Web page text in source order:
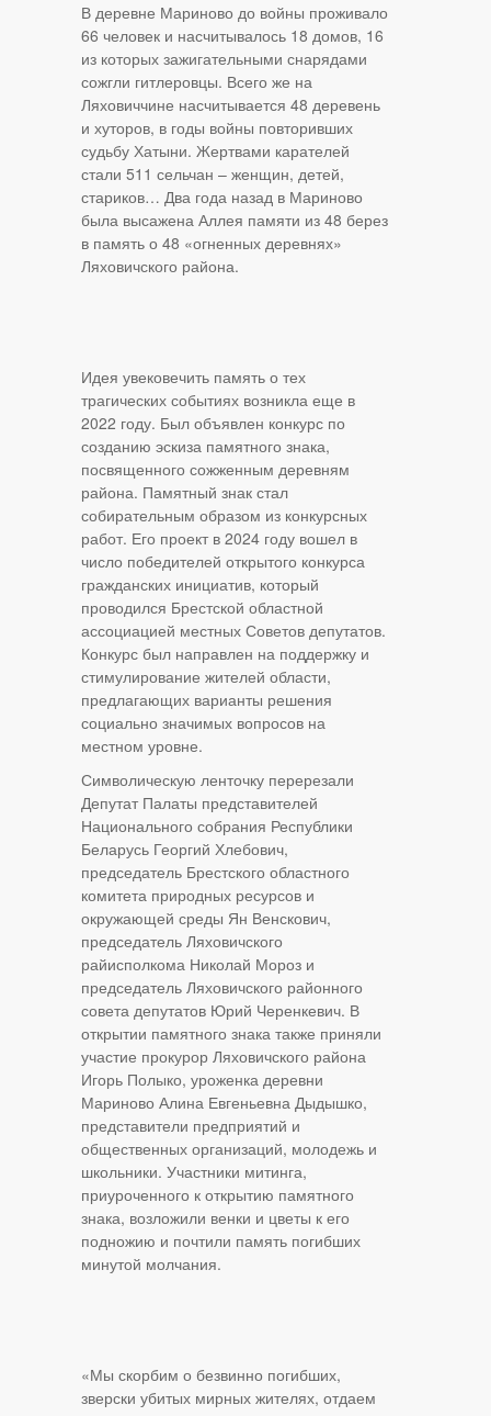
В деревне Мариново до войны проживало
66 человек и насчитывалось 18 домов, 16
из которых зажигательными снарядами
сожгли гитлеровцы. Всего же на
Ляховиччине насчитывается 48 деревень
и хуторов, в годы войны повторивших
судьбу Хатыни. Жертвами карателей
стали 511 сельчан – женщин, детей,
стариков… Два года назад в Мариново
была высажена Аллея памяти из 48 берез
в память о 48 «огненных деревнях»
Ляховичского района.
Идея увековечить память о тех
трагических событиях возникла еще в
2022 году. Был объявлен конкурс по
созданию эскиза памятного знака,
посвященного сожженным деревням
района. Памятный знак стал
собирательным образом из конкурсных
работ. Его проект в 2024 году вошел в
число победителей открытого конкурса
гражданских инициатив, который
проводился Брестской областной
ассоциацией местных Советов депутатов.
Конкурс был направлен на поддержку и
стимулирование жителей области,
предлагающих варианты решения
социально значимых вопросов на
местном уровне.
Символическую ленточку перерезали
Депутат Палаты представителей
Национального собрания Республики
Беларусь Георгий Хлебович,
председатель Брестского областного
комитета природных ресурсов и
окружающей среды Ян Венскович,
председатель Ляховичского
райисполкома Николай Мороз и
председатель Ляховичского районного
совета депутатов Юрий Черенкевич. В
открытии памятного знака также приняли
участие прокурор Ляховичского района
Игорь Полыко, уроженка деревни
Мариново Алина Евгеньевна Дыдышко,
представители предприятий и
общественных организаций, молодежь и
школьники. Участники митинга,
приуроченного к открытию памятного
знака, возложили венки и цветы к его
подножию и почтили память погибших
минутой молчания.
«Мы скорбим о безвинно погибших,
зверски убитых мирных жителях, отдаем